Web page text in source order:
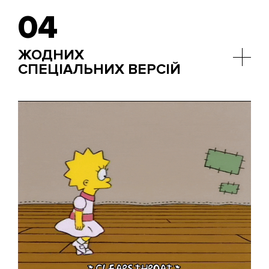
віджетів та розширень, необхідних для веб-
програми, також слід робити через JS.
04
ЖОДНИХ
СПЕЦІАЛЬНИХ ВЕРСІЙ
розробляти окремий продукт під кожну систему.